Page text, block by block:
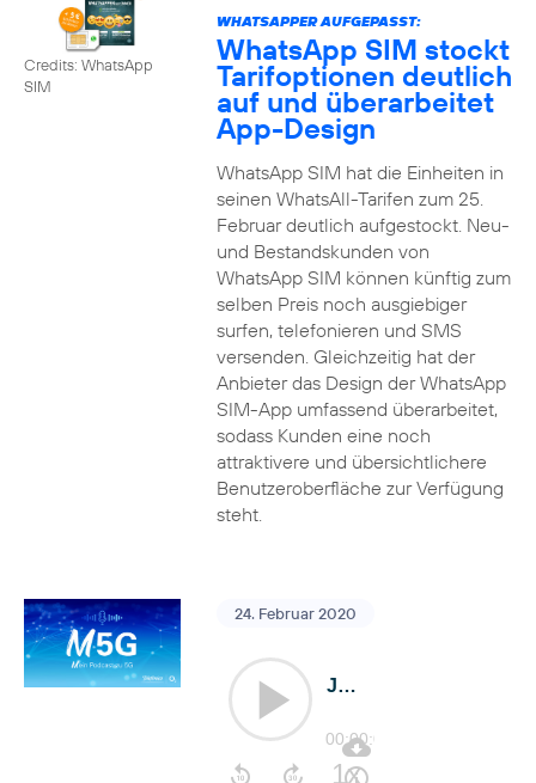
Credits: WhatsApp
SIM
WHATSAPPER AUFGEPASST:
WhatsApp SIM stockt
Tarifoptionen deutlich
auf und überarbeitet
App-Design
WhatsApp SIM hat die Einheiten in
seinen WhatsAll-Tarifen zum 25.
Februar deutlich aufgestockt. Neu-
und Bestandskunden von
WhatsApp SIM können künftig zum
selben Preis noch ausgiebiger
surfen, telefonieren und SMS
versenden. Gleichzeitig hat der
Anbieter das Design der WhatsApp
SIM-App umfassend überarbeitet,
sodass Kunden eine noch
attraktivere und übersichtlichere
Benutzeroberfläche zur Verfügung
steht.
24. Februar 2020